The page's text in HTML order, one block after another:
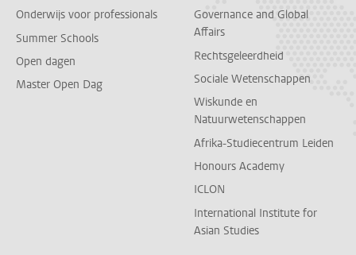
Onderwijs voor professionals
Summer Schools
Open dagen
Master Open Dag
Governance and Global
Affairs
Rechtsgeleerdheid
Sociale Wetenschappen
Wiskunde en
Natuurwetenschappen
Afrika-Studiecentrum Leiden
Honours Academy
ICLON
International Institute for
Asian Studies